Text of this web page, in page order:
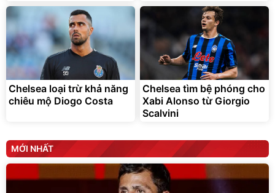
Chelsea loại trừ khả năng
chiêu mộ Diogo Costa
Chelsea tìm bệ phóng cho
Xabi Alonso từ Giorgio
Scalvini
MỚI NHẤT